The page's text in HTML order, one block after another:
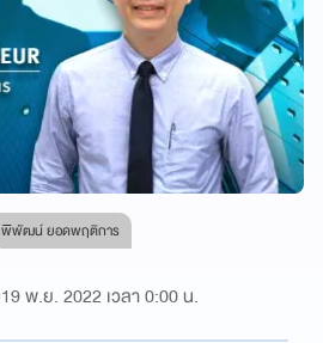
พิพัฒน์ ยอดพฤติการ
19 พ.ย. 2022 เวลา 0:00 น.